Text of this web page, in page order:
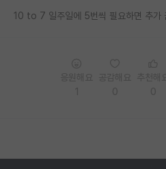
석박사 채용 정보 게시판
PI 전용 게시판
10 to 7 일주일에 5번씩 필요하면 추가